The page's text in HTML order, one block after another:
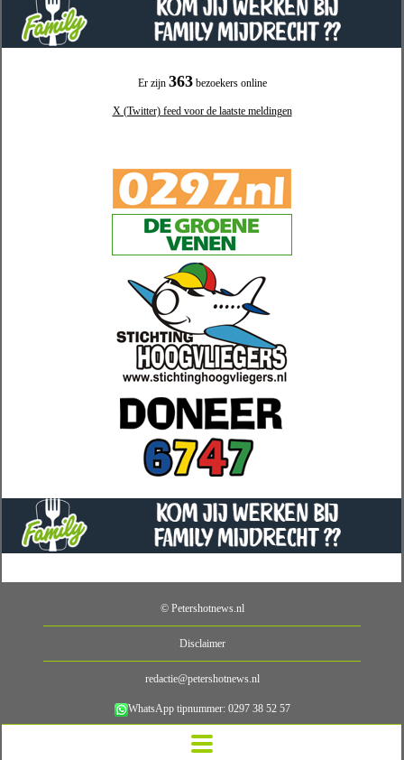
Er zijn 363bezoekers online
X (Twitter) feed voor de laatste meldingen
© Petershotnews.nl
Disclaimer
redactie@petershotnews.nl
WhatsApp tipnummer: 0297 38 52 57